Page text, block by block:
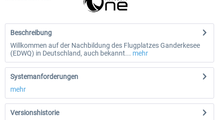
Beschreibung
Willkommen auf der Nachbildung des Flugplatzes Ganderkesee
(EDWQ) in Deutschland, auch bekannt... mehr
Systemanforderungen
mehr
Versionshistorie